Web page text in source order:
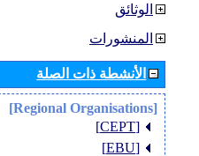
الوثائق
المنشورات
الأنشطة ذات الصلة
[Regional Organisations]
[CEPT]
[EBU]